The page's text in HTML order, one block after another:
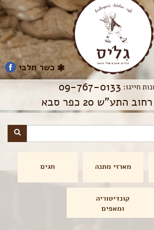
כשר חלבי
חייגו: 09-767-0133
רחוב התע"ש 20 כפר סבא
מארזי מתנה חגים
קונדיטוריה
ומאפים